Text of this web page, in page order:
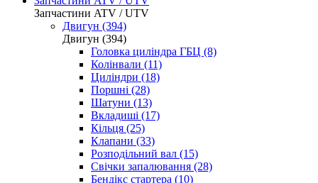
Запчастини ATV / UTV
Двигун (394)
Двигун (394)
Головка циліндра ГБЦ (8)
Колінвали (11)
Циліндри (18)
Поршні (28)
Шатуни (13)
Вкладиші (17)
Кільця (25)
Клапани (33)
Розподільний вал (15)
Свічки запалювання (28)
Бендікс стартера (10)